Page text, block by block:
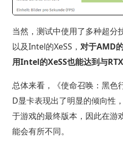
当然，测试中使用了多种超分
以及Intel的XeSS， 对于AMD
用Intel的XeSS也能达到与
总体来看，《使命召唤：黑色
D显卡表现出了明显的倾向性
于游戏的最终版本，因此在游
能会有所不同。